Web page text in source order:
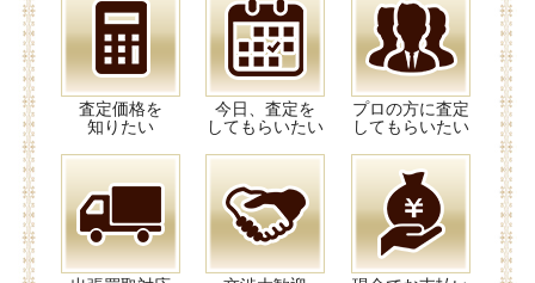
査定価格を
知りたい
今日、査定を
してもらいたい
プロの方に査定
してもらいたい